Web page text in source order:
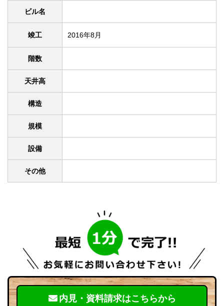
ビル名
竣工 2016年8月
階数
天井高
構造
規模
設備
その他
内見・資料請求はこちらから